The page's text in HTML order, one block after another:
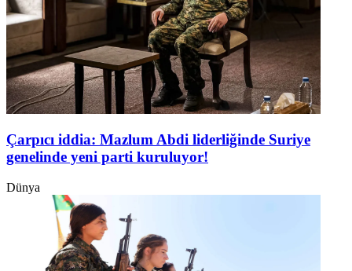
Çarpıcı iddia: Mazlum Abdi liderliğinde Suriye
genelinde yeni parti kuruluyor!
Dünya